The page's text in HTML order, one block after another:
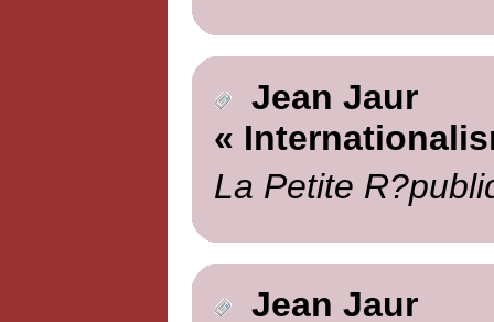
Jean Jaur
«
La Petite
Jean Jaur